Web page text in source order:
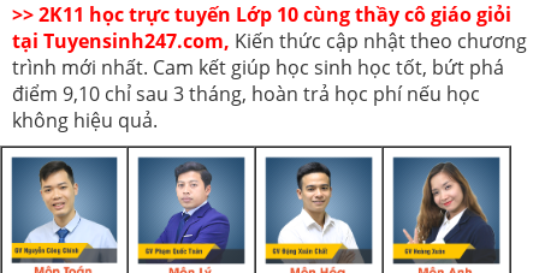
>> 2K11 học trực tuyến Lớp 10 cùng thầy cô giáo giỏi
tại Tuyensinh247.com, Kiến thức cập nhật theo chương
trình mới nhất. Cam kết giúp học sinh học tốt, bứt phá
điểm 9,10 chỉ sau 3 tháng, hoàn trả học phí nếu học
không hiệu quả.